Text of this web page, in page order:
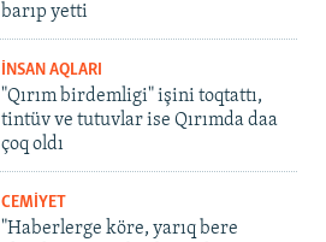
barıp yetti
İNSAN AQLARI
"Qırım birdemligi" işini toqtattı,
tintüv ve tutuvlar ise Qırımda daa
çoq oldı
CEMİYET
"Haberlerge köre, yarıq bere